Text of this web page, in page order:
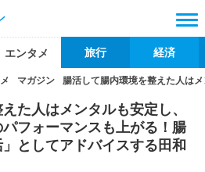
エンタメ 旅行 経済
マガジン 腸活して腸内環境を整えた人は
た人はメンタルも安定し、
フォーマンスも上がる！腸
としてアドバイスする田和